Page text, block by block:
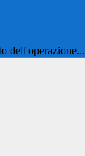
dell'operazione...